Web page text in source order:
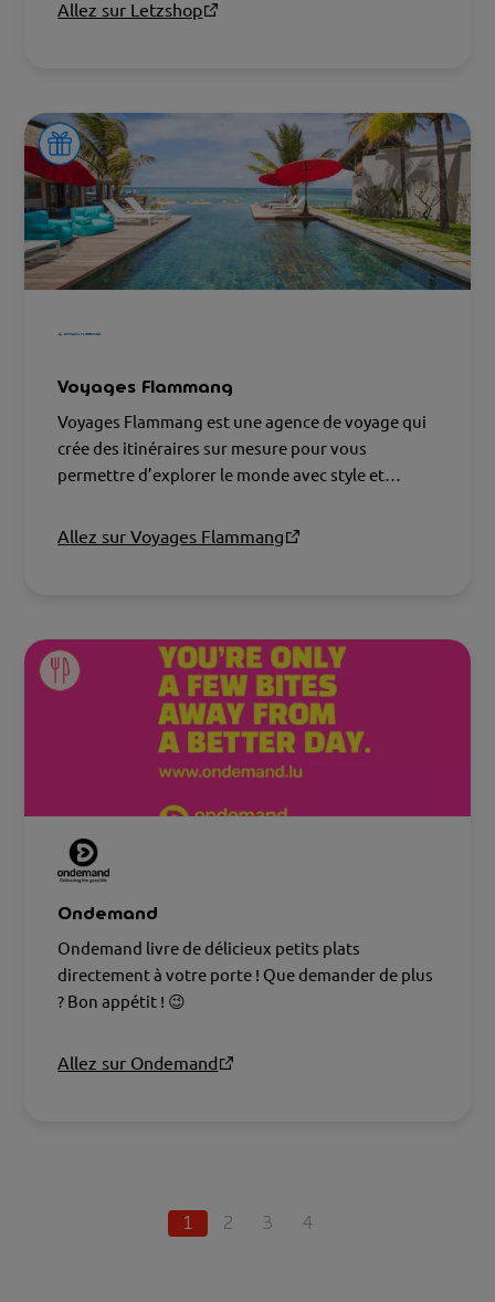
Allez sur Letzshop
Voyages Flammang
Voyages Flammang est une agence de voyage qui
crée des itinéraires sur mesure pour vous
permettre d’explorer le monde avec style et
Allez sur Voyages Flammang
Ondemand
Ondemand livre de délicieux petits plats
directement à votre porte ! Que demander de plus
? Bon appétit ! 😉
Allez sur Ondemand
1 2 3 4